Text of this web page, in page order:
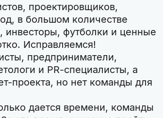
проектировщиков,
в большом количестве
инвесторы, футболки и ценные
Исправляемся!
предприниматели,
и PR-специалисты, а
проекта, но нет команды для
дается времени, команды